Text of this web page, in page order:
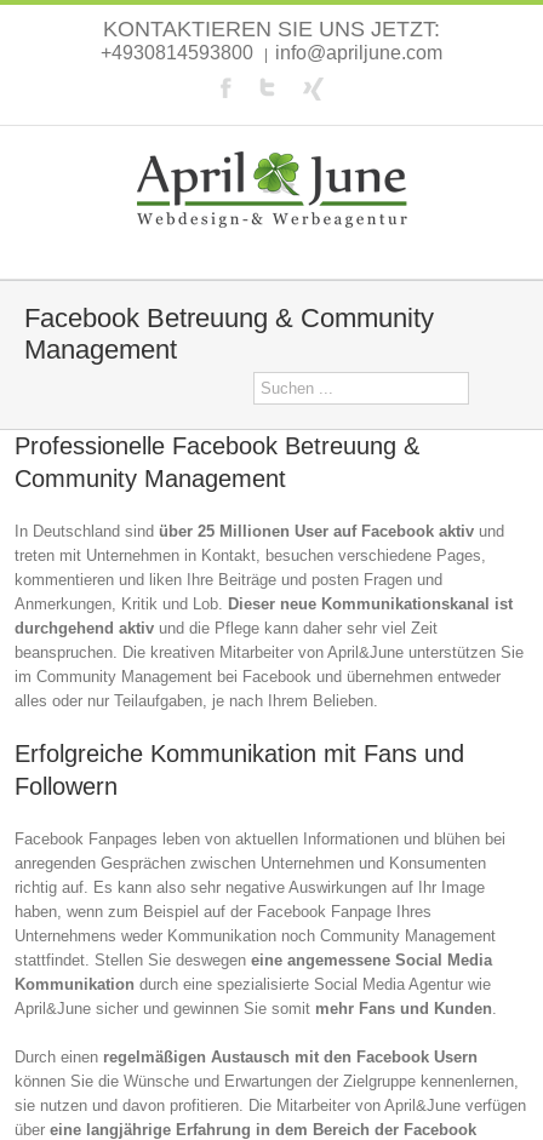
KONTAKTIEREN SIE UNS JETZT:
+4930814593800 info@apriljune.com
Facebook Betreuung & Community
Management
Professionelle Facebook Betreuung &
Community Management
In Deutschland sind über 25 Millionen User auf Facebook aktiv und
treten mit Unternehmen in Kontakt, besuchen verschiedene Pages,
kommentieren und liken Ihre Beiträge und posten Fragen und
Anmerkungen, Kritik und Lob. Dieser neue Kommunikationskanal ist
durchgehend aktiv und die Pflege kann daher sehr viel Zeit
beanspruchen. Die kreativen Mitarbeiter von April&June unterstützen Sie
im Community Management bei Facebook und übernehmen entweder
alles oder nur Teilaufgaben, je nach Ihrem Belieben.
Erfolgreiche Kommunikation mit Fans und
Followern
Facebook Fanpages leben von aktuellen Informationen und blühen bei
anregenden Gesprächen zwischen Unternehmen und Konsumenten
richtig auf. Es kann also sehr negative Auswirkungen auf Ihr Image
haben, wenn zum Beispiel auf der Facebook Fanpage Ihres
Unternehmens weder Kommunikation noch Community Management
stattfindet. Stellen Sie deswegen eine angemessene Social Media
Kommunikation durch eine spezialisierte Social Media Agentur wie
April&June sicher und gewinnen Sie somit mehr Fans und Kunden.
Durch einen regelmäßigen Austausch mit den Facebook Usern
können Sie die Wünsche und Erwartungen der Zielgruppe kennenlernen,
sie nutzen und davon profitieren. Die Mitarbeiter von April&June verfügen
über eine langjährige Erfahrung in dem Bereich der Facebook